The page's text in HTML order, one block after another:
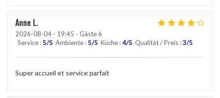
Anne L
2026-08-04 - 19:45 - Gäste 6
Service :5/5 Ambiente :5/5 Küche :4/5 Qualität / Preis :3/5
Super accueil et service parfait